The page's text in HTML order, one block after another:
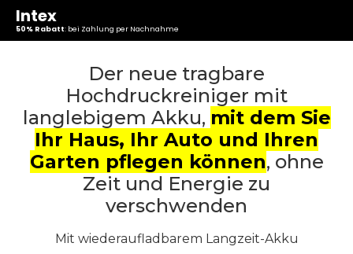
Intex
50% Rabatt: bei Zahlung per Nachnahme
Der neue tragbare
Hochdruckreiniger mit
langlebigem Akku, mit dem Sie
Ihr Haus, Ihr Auto und Ihren
Garten pflegen können, ohne
Zeit und Energie zu
verschwenden
Mit wiederaufladbarem Langzeit-Akku